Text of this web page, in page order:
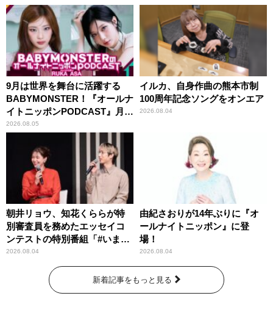
9月は世界を舞台に活躍する
BABYMONSTER！『オールナ
イトニッポンPODCAST』月替
わりパーソナリティ
2026.08.05
イルカ、自身作曲の熊本市制
100周年記念ソングをオンエア
2026.08.04
朝井リョウ、知花くららが特
別審査員を務めたエッセイコ
ンテストの特別番組「#いまあ
なたに伝えたいこと」
2026.08.04
由紀さおりが14年ぶりに『オ
ールナイトニッポン』に登
場！
2026.08.04
新着記事をもっと見る